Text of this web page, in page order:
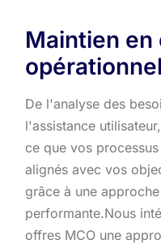
Maintien
De l'analyse des
l'assistance
ce que vos
alignés avec vos
grâce à une
performante.​ Nous
offres MCO une